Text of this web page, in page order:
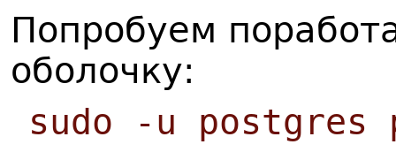
Попробуем
оболочку:
sudo -u postgres